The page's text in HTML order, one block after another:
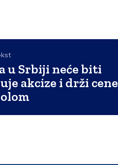
u Srbiji neće biti
akcize i drži cene